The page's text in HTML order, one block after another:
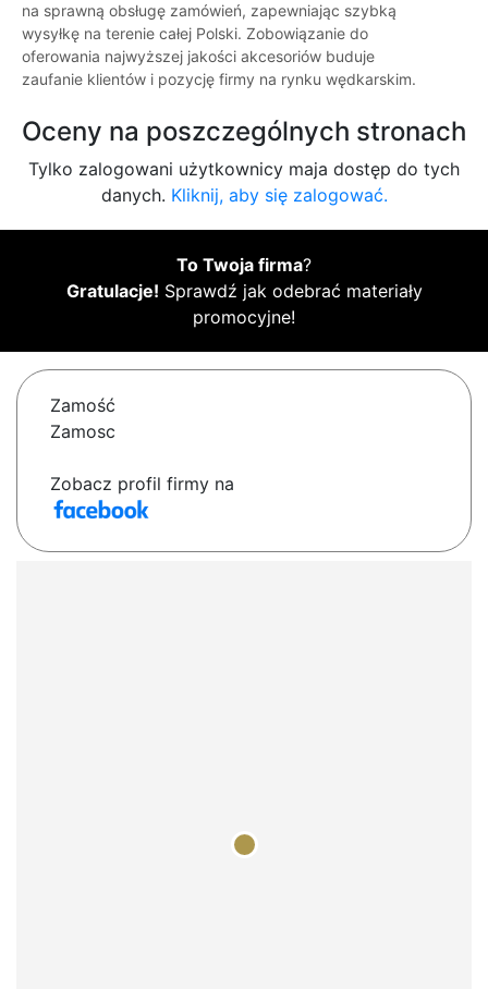
na sprawną obsługę zamówień, zapewniając szybką
wysyłkę na terenie całej Polski. Zobowiązanie do
oferowania najwyższej jakości akcesoriów buduje
zaufanie klientów i pozycję firmy na rynku wędkarskim.
Oceny na poszczególnych stronach
Tylko zalogowani użytkownicy maja dostęp do tych
danych. Kliknij, aby się zalogować.
To Twoja firma?
Gratulacje! Sprawdź jak odebrać materiały
promocyjne!
Zamość
Zamosc
Zobacz profil firmy na